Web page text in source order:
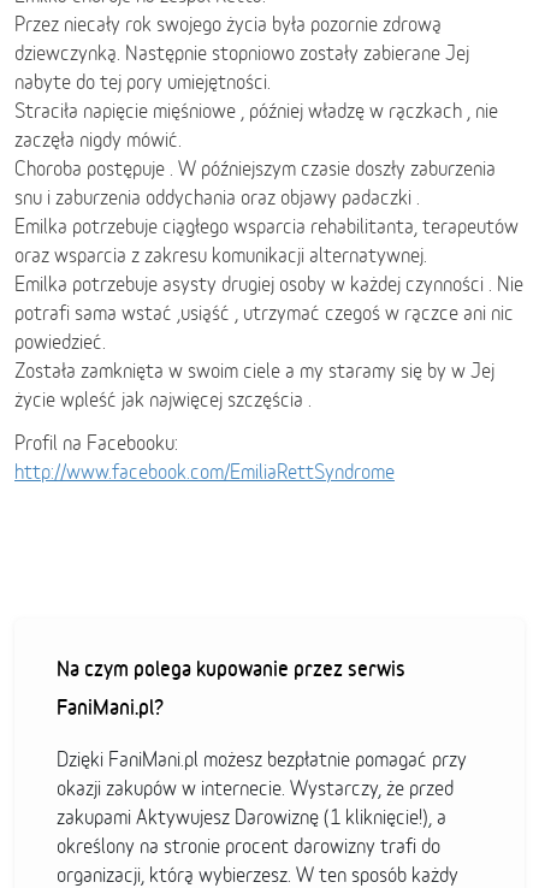
Przez niecały rok swojego życia była pozornie zdrową
dziewczynką. Następnie stopniowo zostały zabierane Jej
nabyte do tej pory umiejętności.
Straciła napięcie mięśniowe , później władzę w rączkach , nie
zaczęła nigdy mówić.
Choroba postępuje . W późniejszym czasie doszły zaburzenia
snu i zaburzenia oddychania oraz objawy padaczki .
Emilka potrzebuje ciągłego wsparcia rehabilitanta, terapeutów
oraz wsparcia z zakresu komunikacji alternatywnej.
Emilka potrzebuje asysty drugiej osoby w każdej czynności . Nie
potrafi sama wstać ,usiąść , utrzymać czegoś w rączce ani nic
powiedzieć.
Została zamknięta w swoim ciele a my staramy się by w Jej
życie wpleść jak najwięcej szczęścia .
Profil na Facebooku:
http://www.facebook.com/EmiliaRettSyndrome
Na czym polega kupowanie przez serwis
FaniMani.pl?
Dzięki FaniMani.pl możesz bezpłatnie pomagać przy
okazji zakupów w internecie. Wystarczy, że przed
zakupami Aktywujesz Darowiznę (1 kliknięcie!), a
określony na stronie procent darowizny trafi do
organizacji, którą wybierzesz. W ten sposób każdy